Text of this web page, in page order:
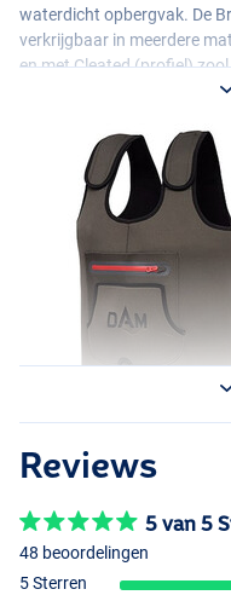
waterdicht opbergvak. De
verkrijgbaar in meerdere
en met Cleated (profiel)
Reviews
5 van 5
48 beoordelingen
5 Sterren